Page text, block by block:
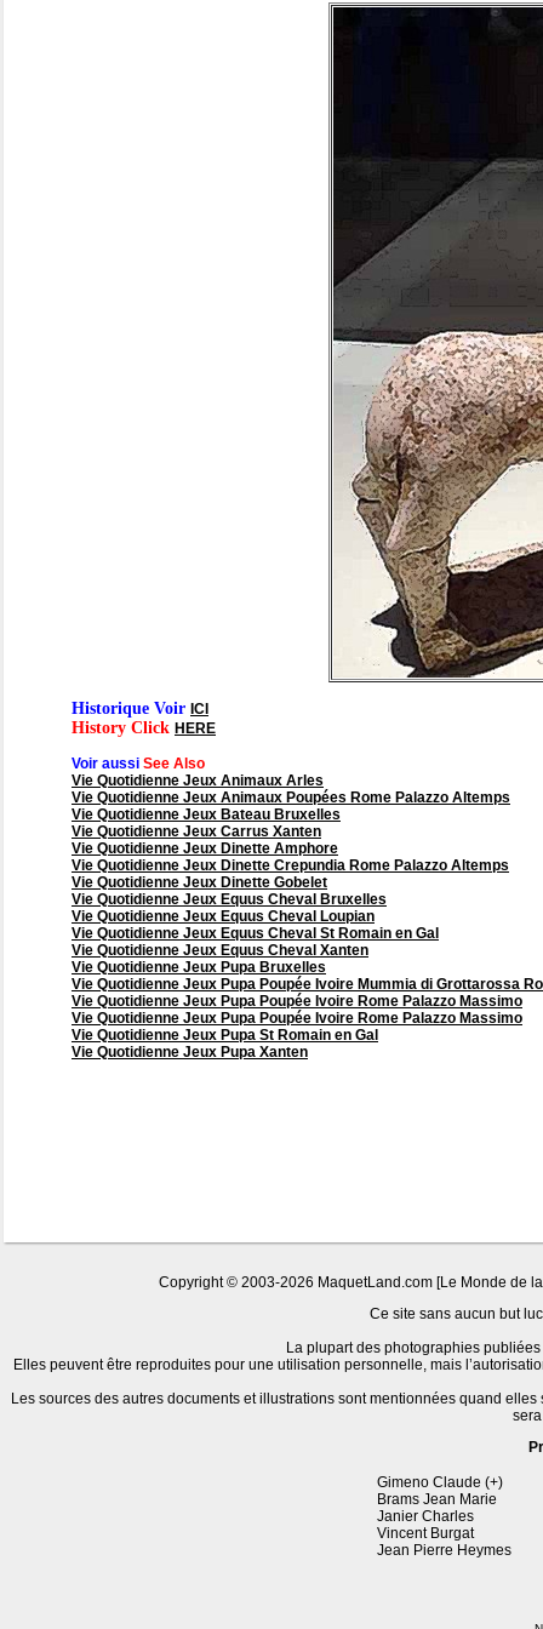
Historique Voir ICI
History Click HERE
Voir aussi See Also
Vie Quotidienne Jeux Animaux Arles
Vie Quotidienne Jeux Animaux Poupées Rome Palazzo Altemps
Vie Quotidienne Jeux Bateau Bruxelles
Vie Quotidienne Jeux Carrus Xanten
Vie Quotidienne Jeux Dinette Amphore
Vie Quotidienne Jeux Dinette Crepundia Rome Palazzo Altemps
Vie Quotidienne Jeux Dinette Gobelet
Vie Quotidienne Jeux Equus Cheval Bruxelles
Vie Quotidienne Jeux Equus Cheval Loupian
Vie Quotidienne Jeux Equus Cheval St Romain en Gal
Vie Quotidienne Jeux Equus Cheval Xanten
Vie Quotidienne Jeux Pupa Bruxelles
Vie Quotidienne Jeux Pupa Poupée Ivoire Mummia di Grottarossa
Vie Quotidienne Jeux Pupa Poupée Ivoire Rome Palazzo Massimo
Vie Quotidienne Jeux Pupa Poupée Ivoire Rome Palazzo Massimo
Vie Quotidienne Jeux Pupa St Romain en Gal
Vie Quotidienne Jeux Pupa Xanten
Copyright © 2003-2026 MaquetLand.com [Le Monde de
Ce site sans aucun but
La plupart des photographies
Elles peuvent être reproduites pour une utilisation personnelle, mais
Les sources des autres documents et illustrations sont mentionnées quand
Gimeno Claude (+)
Brams Jean Marie
Janier Charles
Vincent Burgat
Jean Pierre Heymes